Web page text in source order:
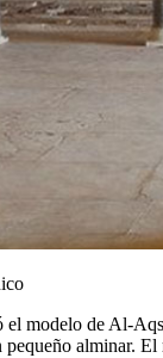
modelo de Al-
alminar. El